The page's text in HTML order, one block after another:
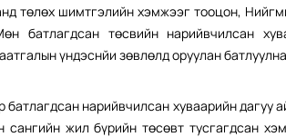
төлөх шимтгэлийн хэмжээг тооцон,
батлагдсан төсвийн нарийвчилсан
үндэснйи зөвлөлд оруулан
нарийвчилсан хуваарийн дагуу
жил бүрийн төсөвт тусгагдсан